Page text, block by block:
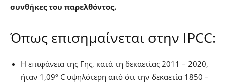
συνθήκες του παρελθόντος.
Όπως επισημαίνεται στην IPCC:
Η επιφάνεια της Γης, κατά τη δεκαετίας 2011 – 2020,
ήταν 1,09º C υψηλότερη από ότι την δεκαετία 1850 –